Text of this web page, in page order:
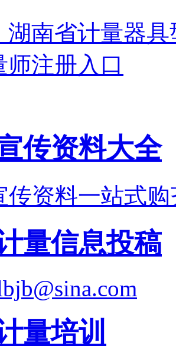
湖南省计量器
注册入口
传资料大全
传资料一站式购
量信息投稿
量培训